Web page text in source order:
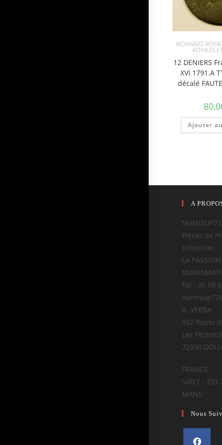
MONNAIES
ROYALES
12 DENIERS
XVI 1791.A
décalé
Ajouter
A
NUMISUP72
Pièces de
collection
LA
Tél : 06 08
R. VERBA
932 Route
Les
72390
FRANCE
SIRET : 333
MANS
Nous